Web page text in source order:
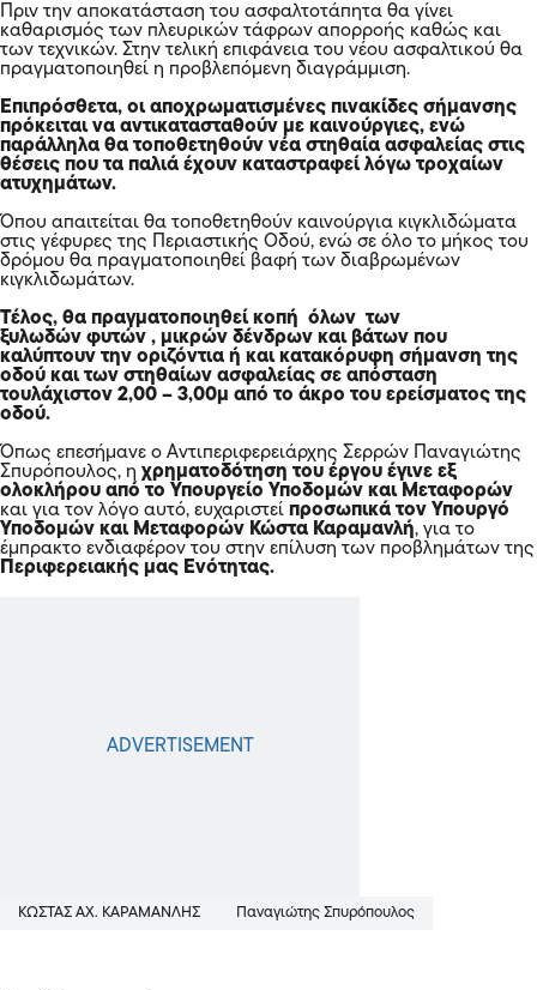
Πριν την αποκατάσταση του ασφαλτοτάπητα θα γίνει
καθαρισμός των πλευρικών τάφρων απορροής καθώς και
των τεχνικών. Στην τελική επιφάνεια του νέου ασφαλτικού θα
πραγματοποιηθεί η προβλεπόμενη διαγράμμιση.
Επιπρόσθετα, οι αποχρωματισμένες πινακίδες σήμανσης
πρόκειται να αντικατασταθούν με καινούργιες, ενώ
παράλληλα θα τοποθετηθούν νέα στηθαία ασφαλείας στις
θέσεις που τα παλιά έχουν καταστραφεί λόγω τροχαίων
ατυχημάτων.
Όπου απαιτείται θα τοποθετηθούν καινούργια κιγκλιδώματα
στις γέφυρες της Περιαστικής Οδού, ενώ σε όλο το μήκος του
δρόμου θα πραγματοποιηθεί βαφή των διαβρωμένων
κιγκλιδωμάτων.
Τέλος, θα πραγματοποιηθεί κοπή όλων των
ξυλωδών φυτών , μικρών δένδρων και βάτων που
καλύπτουν την οριζόντια ή και κατακόρυφη σήμανση της
οδού και των στηθαίων ασφαλείας σε απόσταση
τουλάχιστον 2,00 – 3,00μ από το άκρο του ερείσματος της
οδού.
Όπως επεσήμανε ο Αντιπεριφερειάρχης Σερρών Παναγιώτης
Σπυρόπουλος, η χρηματοδότηση του έργου έγινε εξ
ολοκλήρου από το Υπουργείο Υποδομών και Μεταφορών
και για τον λόγο αυτό, ευχαριστεί προσωπικά τον Υπουργό
Υποδομών και Μεταφορών Κώστα Καραμανλή, για το
έμπρακτο ενδιαφέρον του στην επίλυση των προβλημάτων της
Περιφερειακής μας Ενότητας.
ΚΩΣΤΑΣ ΑΧ. ΚΑΡΑΜΑΝΛΗΣ Παναγιώτης Σπυρόπουλος